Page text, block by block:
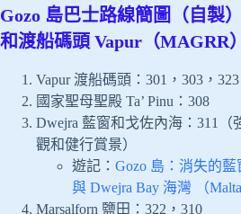
Gozo 島巴士路線簡圖（自製
和渡船碼頭 Vapur（MAGRR
Vapur 渡船碼頭：301，303，
國家聖母聖殿 Ta’ Pinu：308
Dwejra 藍窗和戈佐內海：311（
觀和健行賞景）
遊記： Gozo 島：消失的藍
與 Dwejra Bay 海灣 （Malta
Marsalforn 鹽田：322，310